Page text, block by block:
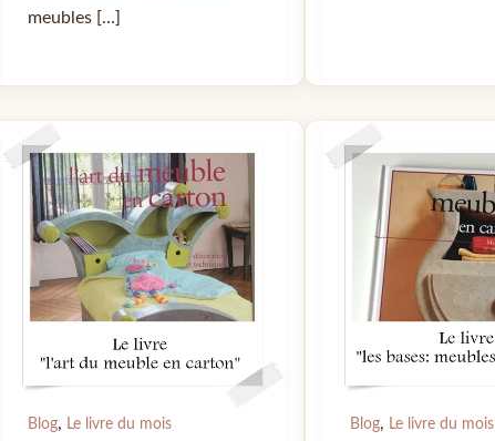
meubles […]
Blog, Le livre du mois Blog, Le livre du mois